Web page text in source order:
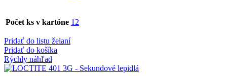
Počet ks v kartóne 12
Pridať do listu želaní
Pridať do košíka
Rýchly náhľad